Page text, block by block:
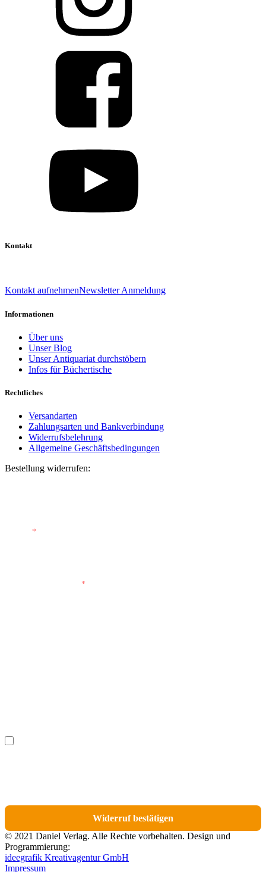
Kontakt
Kontakt aufnehmenNewsletter Anmeldung
Informationen
Über uns
Unser Blog
Unser Antiquariat durchstöbern
Infos für Büchertische
Rechtliches
Versandarten
Zahlungsarten und Bankverbindung
Widerrufsbelehrung
Allgemeine Geschäftsbedingungen
Bestellung widerrufen:
*
*
Ich möchte bestimmte Positionen für den Widerruf
Widerruf bestätigen
© 2021 Daniel Verlag. Alle Rechte vorbehalten. Design und
Programmierung:
ideegrafik Kreativagentur GmbH
Impressum